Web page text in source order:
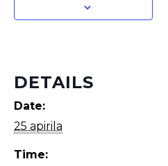
DETAILS
Date:
25 apirila
Time: